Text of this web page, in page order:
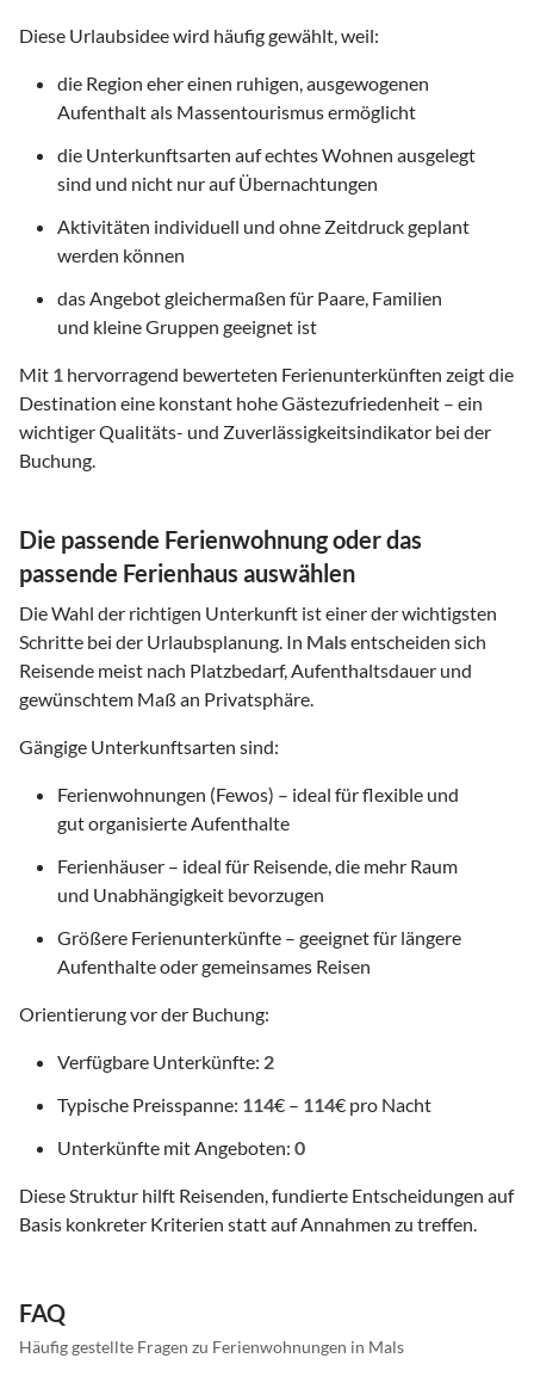
Diese Urlaubsidee wird häufig gewählt, weil:
die Region eher einen ruhigen, ausgewogenen
Aufenthalt als Massentourismus ermöglicht
die Unterkunftsarten auf echtes Wohnen ausgelegt
sind und nicht nur auf Übernachtungen
Aktivitäten individuell und ohne Zeitdruck geplant
werden können
das Angebot gleichermaßen für Paare, Familien
und kleine Gruppen geeignet ist
Mit 1 hervorragend bewerteten Ferienunterkünften zeigt die
Destination eine konstant hohe Gästezufriedenheit – ein
wichtiger Qualitäts- und Zuverlässigkeitsindikator bei der
Buchung.
Die passende Ferienwohnung oder das
passende Ferienhaus auswählen
Die Wahl der richtigen Unterkunft ist einer der wichtigsten
Schritte bei der Urlaubsplanung. In Malsentscheiden sich
Reisende meist nach Platzbedarf, Aufenthaltsdauer und
gewünschtem Maß an Privatsphäre.
Gängige Unterkunftsarten sind:
Ferienwohnungen (Fewos) – ideal für flexible und
gut organisierte Aufenthalte
Ferienhäuser – ideal für Reisende, die mehr Raum
und Unabhängigkeit bevorzugen
Größere Ferienunterkünfte – geeignet für längere
Aufenthalte oder gemeinsames Reisen
Orientierung vor der Buchung:
Verfügbare Unterkünfte: 2
Typische Preisspanne: 114€ – 114€ pro Nacht
Unterkünfte mit Angeboten: 0
Diese Struktur hilft Reisenden, fundierte Entscheidungen auf
Basis konkreter Kriterien statt auf Annahmen zu treffen.
FAQ
Häufig gestellte Fragen zu Ferienwohnungen in Mals